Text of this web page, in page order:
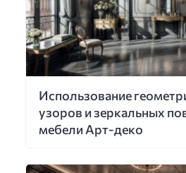
Использование
узоров и зеркальных
мебели Арт-деко